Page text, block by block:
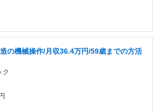
の機械操作/月収36.4万円/59歳までの方活
ク